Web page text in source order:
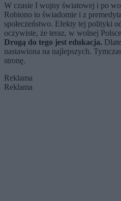
W czasie I wojny światowej i po
Robiono to świadomie i z
społeczeństwo. Efekty tej polityki
oczywiste, że teraz, w wolnej
Drogą do tego jest edukacja.
nastawiona na najlepszych.
stronę.
Reklama
Reklama